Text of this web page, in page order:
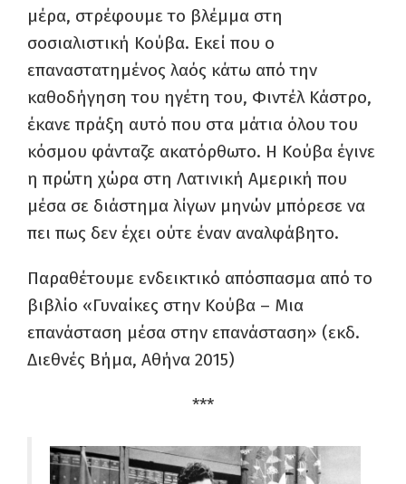
μέρα, στρέφουμε το βλέμμα στη
σοσιαλιστική Κούβα. Εκεί που ο
επαναστατημένος λαός κάτω από την
καθοδήγηση του ηγέτη του, Φιντέλ Κάστρο,
έκανε πράξη αυτό που στα μάτια όλου του
κόσμου φάνταζε ακατόρθωτο. Η Κούβα έγινε
η πρώτη χώρα στη Λατινική Αμερική που
μέσα σε διάστημα λίγων μηνών μπόρεσε να
πει πως δεν έχει ούτε έναν αναλφάβητο.
Παραθέτουμε ενδεικτικό απόσπασμα από το
βιβλίο «Γυναίκες στην Κούβα – Μια
επανάσταση μέσα στην επανάσταση» (εκδ.
Διεθνές Βήμα, Αθήνα 2015)
***